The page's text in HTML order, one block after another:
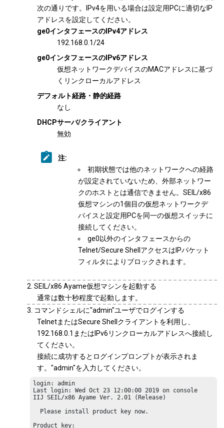
次の通りです。IPv4を用いる場合は設定用PCに適切なIP
アドレスを設定してください。
ge0インタフェースのIPv4アドレス
192.168.0.1/24
ge0インタフェースのIPv6アドレス
仮想ネットワークデバイスのMACアドレスに基づ
くリンクローカルアドレス
デフォルト経路・静的経路
なし
DHCPサーバ/クライアント
無効
注:
初期状態では他のネットワークへの経路
が設定されていないため、外部ネットワー
クのホストとは通信できません。SEIL/x86
仮想マシンの1個目の仮想ネットワークデ
バイスと設定用PCを同一の仮想スイッチに
接続してください。
ge0以外のインタフェースからの
Telnet/Secure ShellアクセスはIPパケット
フィルタによりブロックされます。
SEIL/x86 Ayame仮想マシンを起動する
通常は数十秒程度で起動します。
コマンドシェルに"admin"ユーザでログインする
TelnetまたはSecure Shellクライアントを利用し、
192.168.0.1またはIPv6リンクローカルアドレスへ接続し
てください。
接続に成功するとログインプロンプトが表示されま
す。"admin"を入力してください。
login: admin
Last login: Wed Oct 23 12:00:00 2019 on console
IIJ SEIL/x86 Ayame Ver. 2.01 (Release)
  Please install product key now.
Product key: